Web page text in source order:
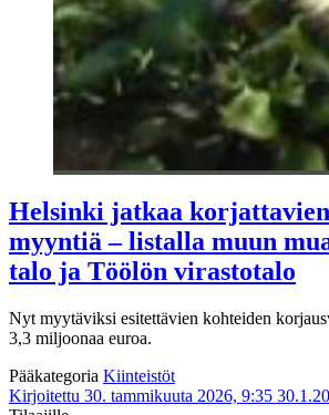
Helsinki jatkaa
myyntiä – listalla muun
talo ja Töölön virastotalo
Nyt myytäviksi esitettävien kohteiden
3,3 miljoonaa euroa.
Pääkategoria Kiinteistöt
Kirjoitettu 30. tammikuuta 2026, 9:35